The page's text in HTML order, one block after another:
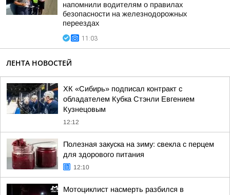
напомнили водителям о правилах
безопасности на железнодорожных
переездах
11:03
ЛЕНТА НОВОСТЕЙ
ХК «Сибирь» подписал контракт с
обладателем Кубка Стэнли Евгением
Кузнецовым
12:12
Полезная закуска на зиму: свекла с перцем
для здорового питания
12:10
Мотоциклист насмерть разбился в